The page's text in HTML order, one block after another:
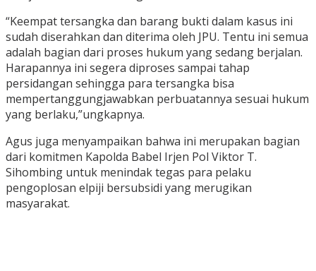
“Keempat tersangka dan barang bukti dalam kasus ini
sudah diserahkan dan diterima oleh JPU. Tentu ini semua
adalah bagian dari proses hukum yang sedang berjalan.
Harapannya ini segera diproses sampai tahap
persidangan sehingga para tersangka bisa
mempertanggungjawabkan perbuatannya sesuai hukum
yang berlaku,”ungkapnya.
Agus juga menyampaikan bahwa ini merupakan bagian
dari komitmen Kapolda Babel Irjen Pol Viktor T.
Sihombing untuk menindak tegas para pelaku
pengoplosan elpiji bersubsidi yang merugikan
masyarakat.